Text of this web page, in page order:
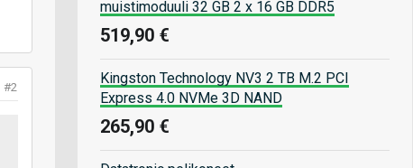
#2
muistimoduuli 32 GB 2 x 16 GB DDR5
519,90 €
Kingston Technology NV3 2 TB M.2 PCI
Express 4.0 NVMe 3D NAND
265,90 €